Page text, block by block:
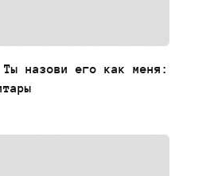
назови его как меня: